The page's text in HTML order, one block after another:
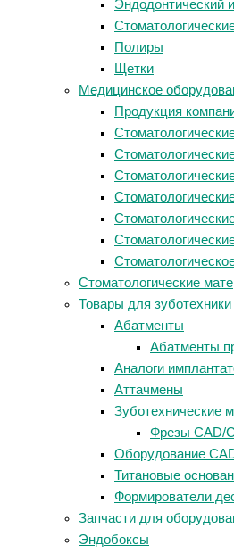
Эндодонтический
Полиры
Щетки
Медицинское
Продукция
Стоматологические
Товары для зуботехники
Абатменты
Абатменты
Аналоги
Аттачмены
Зуботехнические
Фрезы CAD/
Оборудование
Титановые
Формирователи
Запчасти для
Эндобоксы